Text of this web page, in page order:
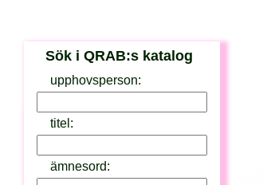
Sök i QRAB:s katalog
upphovsperson:
titel:
ämnesord: